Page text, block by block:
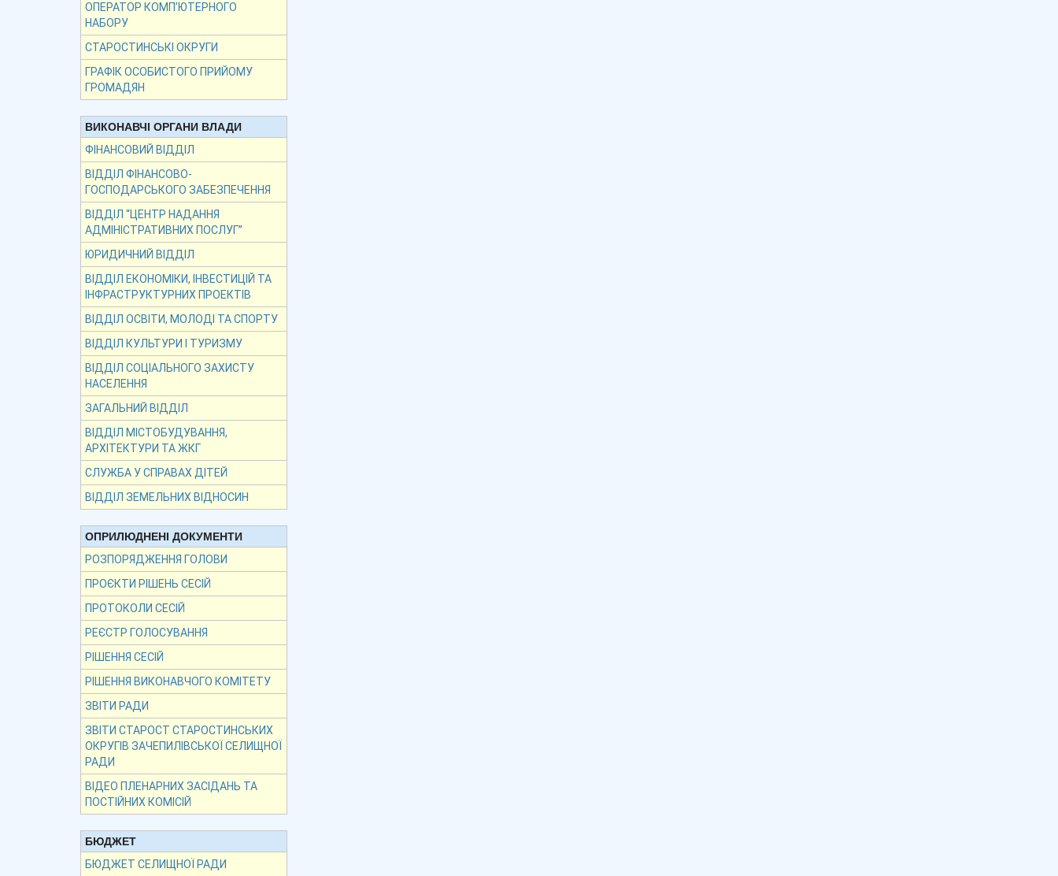
ОПЕРАТОР КОМП’ЮТЕРНОГО
НАБОРУ
СТАРОСТИНСЬКІ ОКРУГИ
ГРАФІК ОСОБИСТОГО ПРИЙОМУ
ГРОМАДЯН
ВИКОНАВЧІ ОРГАНИ ВЛАДИ
ФІНАНСОВИЙ ВІДДІЛ
ВІДДІЛ ФІНАНСОВО-
ГОСПОДАРСЬКОГО ЗАБЕЗПЕЧЕННЯ
ВІДДІЛ “ЦЕНТР НАДАННЯ
АДМІНІСТРАТИВНИХ ПОСЛУГ”
ЮРИДИЧНИЙ ВІДДІЛ
ВІДДІЛ ЕКОНОМІКИ, ІНВЕСТИЦІЙ ТА
ІНФРАСТРУКТУРНИХ ПРОЕКТІВ
ВІДДІЛ ОСВІТИ, МОЛОДІ ТА СПОРТУ
ВІДДІЛ КУЛЬТУРИ І ТУРИЗМУ
ВІДДІЛ СОЦІАЛЬНОГО ЗАХИСТУ
НАСЕЛЕННЯ
ЗАГАЛЬНИЙ ВІДДІЛ
ВІДДІЛ МІСТОБУДУВАННЯ,
АРХІТЕКТУРИ ТА ЖКГ
СЛУЖБА У СПРАВАХ ДІТЕЙ
ВІДДІЛ ЗЕМЕЛЬНИХ ВІДНОСИН
ОПРИЛЮДНЕНІ ДОКУМЕНТИ
РОЗПОРЯДЖЕННЯ ГОЛОВИ
ПРОЄКТИ РІШЕНЬ СЕСІЙ
ПРОТОКОЛИ СЕСІЙ
РЕЄСТР ГОЛОСУВАННЯ
РІШЕННЯ СЕСІЙ
РІШЕННЯ ВИКОНАВЧОГО КОМІТЕТУ
ЗВІТИ РАДИ
ЗВІТИ СТАРОСТ СТАРОСТИНСЬКИХ
ОКРУГІВ ЗАЧЕПИЛІВСЬКОЇ СЕЛИЩНОЇ
РАДИ
ВІДЕО ПЛЕНАРНИХ ЗАСІДАНЬ ТА
ПОСТІЙНИХ КОМІСІЙ
БЮДЖЕТ
БЮДЖЕТ СЕЛИЩНОЇ РАДИ